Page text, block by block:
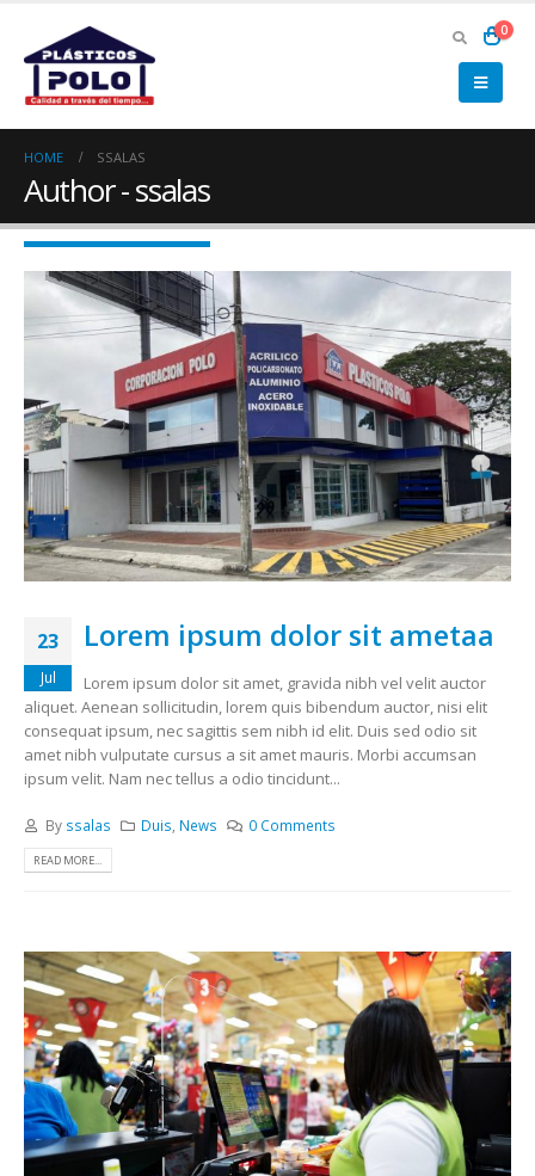
0
HOME SSALAS
Author - ssalas
23
Jul
Lorem ipsum dolor sit ametaa
Lorem ipsum dolor sit amet, gravida nibh vel velit auctor
aliquet. Aenean sollicitudin, lorem quis bibendum auctor, nisi elit
consequat ipsum, nec sagittis sem nibh id elit. Duis sed odio sit
amet nibh vulputate cursus a sit amet mauris. Morbi accumsan
ipsum velit. Nam nec tellus a odio tincidunt...
By ssalas Duis News 0 Comments
READ MORE...